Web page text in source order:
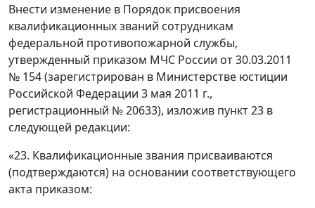
Внести изменение в Порядок присвоения
квалификационных званий сотрудникам
федеральной противопожарной службы,
утвержденный приказом МЧС России от 30.03.2011
№ 154 (зарегистрирован в Министерстве юстиции
Российской Федерации 3 мая 2011 г.,
регистрационный № 20633), изложив пункт 23 в
следующей редакции:
«23. Квалификационные звания присваиваются
(подтверждаются) на основании соответствующего
акта приказом: